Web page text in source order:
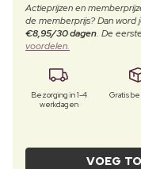
Actieprijzen en
de memberprijs? Dan
€8,95/30 dagen. De
voordelen.
Bezorging in 1-4
werkdagen
Gratis
VOEG